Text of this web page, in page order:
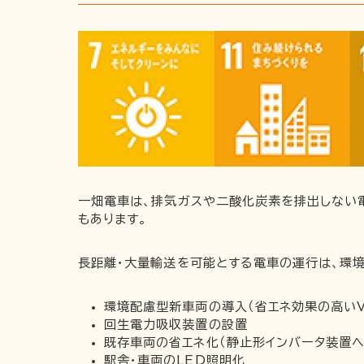
一畑電車は、排気ガスや二酸化炭素を排出しない
もあります。
長距離・大量輸送を可能とする電車の運行は、環
環境配慮型新車両の導入（省エネ効果の高
回生電力吸収装置の設置
既存車両の省エネ化（静止形インバータ装置
駅舎・車両のLED照明化